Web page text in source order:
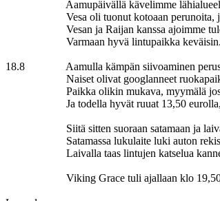
Aamupäivällä kävelimme lähialueella,
Vesa oli tuonut kotoaan perunoita, joita
Vesan ja Raijan kanssa ajoimme tulotietä
Varmaan hyvä lintupaikka keväisin.
18.8 Aamulla kämpän siivoaminen
Naiset olivat googlanneet ruokapaikaksi
Paikka olikin mukava, myymälä jossa
Ja todella hyvät ruuat 13,50 eurolla,
Siitä sitten suoraan satamaan ja laivaan,
Satamassa lukulaite luki auton
Laivalla taas lintujen katselua kannelta,
Viking Grace tuli ajallaan klo 19,50